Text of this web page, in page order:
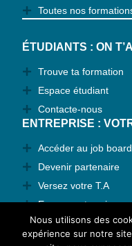
Toutes nos
ÉTUDIANTS : ON
Trouve ta formation
Espace étudiant
Contacte-nous
ENTREPRISE :
Accéder au job board
Devenir partenaire
Versez votre T.A
Espace entreprise
Contactez-nous
TAUX DE RÉUSSITE
Nous utilisons des
expérience sur notre